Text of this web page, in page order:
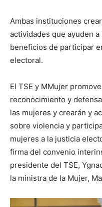
Ambas instituciones
actividades que ayuden
beneficios de participar
electoral.
El TSE y MMujer
reconocimiento y
las mujeres y crearán y
sobre violencia y
mujeres a la justicia
firma del convenio
presidente del TSE,
la ministra de la Mujer,